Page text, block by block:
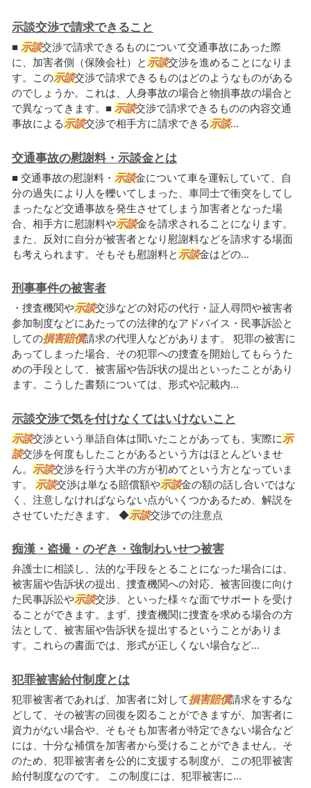
示談交渉で請求できること
■ 示談交渉で請求できるものについて交通事故にあった際
に、加害者側（保険会社）と示談交渉を進めることになりま
す。この示談交渉で請求できるものはどのようなものがある
のでしょうか。これは、人身事故の場合と物損事故の場合と
で異なってきます。■ 示談交渉で請求できるものの内容交通
事故による示談交渉で相手方に請求できる示談...
交通事故の慰謝料・示談金とは
■ 交通事故の慰謝料・ 示談金について車を運転していて、自
分の過失により人を轢いてしまった、車同士で衝突をしてし
まったなど交通事故を発生させてしまう加害者となった場
合、相手方に慰謝料や示談金を請求されることになります。
また、反対に自分が被害者となり慰謝料などを請求する場面
も考えられます。そもそも慰謝料と 示談金はどの...
刑事事件の被害者
・捜査機関や示談交渉などの対応の代行・証人尋問や被害者
参加制度などにあたっての法律的なアドバイス・民事訴訟と
しての損害賠償請求の代理人などがあります。 犯罪の被害に
あってしまった場合、その犯罪への捜査を開始してもらうた
めの手段として、被害届や告訴状の提出といったことがあり
ます。こうした書類については、形式や記載内...
示談交渉で気を付けなくてはいけないこと
示談交渉という単語自体は聞いたことがあっても、実際に示
談交渉を何度もしたことがあるという方はほとんどいませ
ん。 示談交渉を行う大半の方が初めてという方となっていま
す。 示談交渉は単なる賠償額や示談金の額の話し合いではな
く、注意しなければならない点がいくつかあるため、解説を
させていただきます。 ◆示談交渉での注意点
痴漢・盗撮・のぞき・強制わいせつ被害
弁護士に相談し、法的な手段をとることになった場合には、
被害届や告訴状の提出、捜査機関への対応、被害回復に向け
た民事訴訟や示談交渉、といった様々な面でサポートを受け
ることができます。まず、捜査機関に捜査を求める場合の方
法として、被害届や告訴状を提出するということがありま
す。これらの書面では、形式が正しくない場合など...
犯罪被害給付制度とは
犯罪被害者であれば、加害者に対して損害賠償請求をするな
どして、その被害の回復を図ることができますが、加害者に
資力がない場合や、そもそも加害者が特定できない場合など
には、十分な補償を加害者から受けることができません。そ
のため、犯罪被害者を公的に支援する制度が、この犯罪被害
給付制度なのです。 この制度には、犯罪被害に...